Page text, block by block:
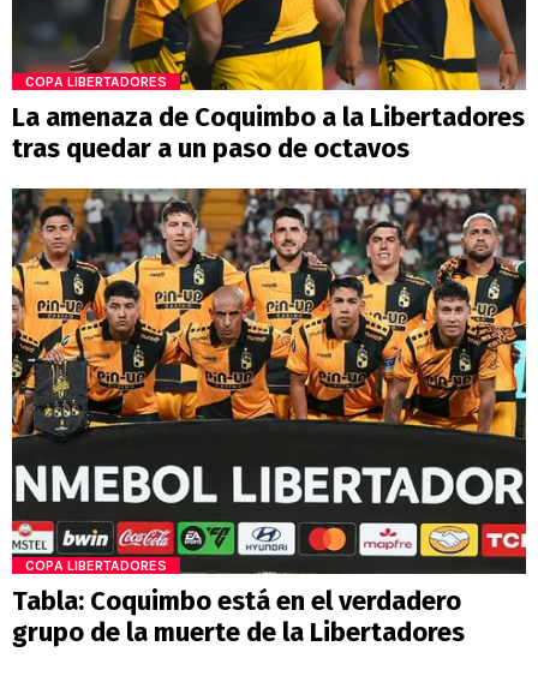
COPA LIBERTADORES
La amenaza de Coquimbo a la Libertadores
tras quedar a un paso de octavos
COPA LIBERTADORES
Tabla: Coquimbo está en el verdadero
grupo de la muerte de la Libertadores